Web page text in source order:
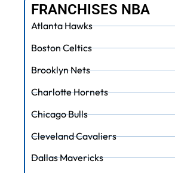
FRANCHISES NBA
Atlanta Hawks
Boston Celtics
Brooklyn Nets
Charlotte Hornets
Chicago Bulls
Cleveland Cavaliers
Dallas Mavericks